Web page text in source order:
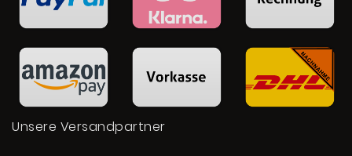
Unsere Versandpartner